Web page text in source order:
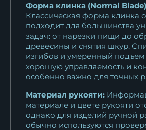
Форма клинка (Normal
Классическая форма клинка
подходит для большинства
задач: от нарезки пищи до
древесины и снятия шкур.
изгибов и умеренный
хорошую управляемость и
особенно важно для точных
Материал рукояти:
материале и цвете рукояти
однако для изделий ручной
обычно используются